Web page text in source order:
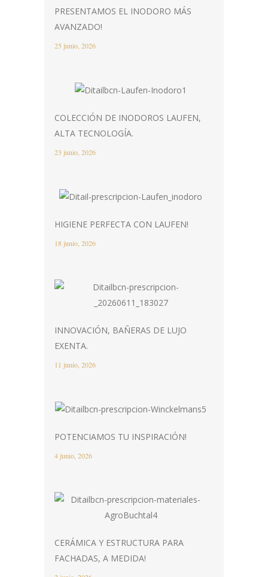
PRESENTAMOS EL INODORO MÁS
AVANZADO!
25 junio, 2026
COLECCIÓN DE INODOROS LAUFEN,
ALTA TECNOLOGÍA.
23 junio, 2026
HIGIENE PERFECTA CON LAUFEN!
18 junio, 2026
INNOVACIÓN, BAÑERAS DE LUJO
EXENTA.
11 junio, 2026
POTENCIAMOS TU INSPIRACIÓN!
4 junio, 2026
CERÁMICA Y ESTRUCTURA PARA
FACHADAS, A MEDIDA!